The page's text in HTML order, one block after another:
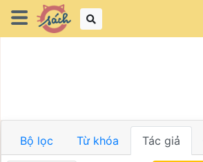
Bộ lọc Từ khóa Tác giả